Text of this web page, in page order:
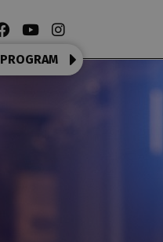
PROGRAM